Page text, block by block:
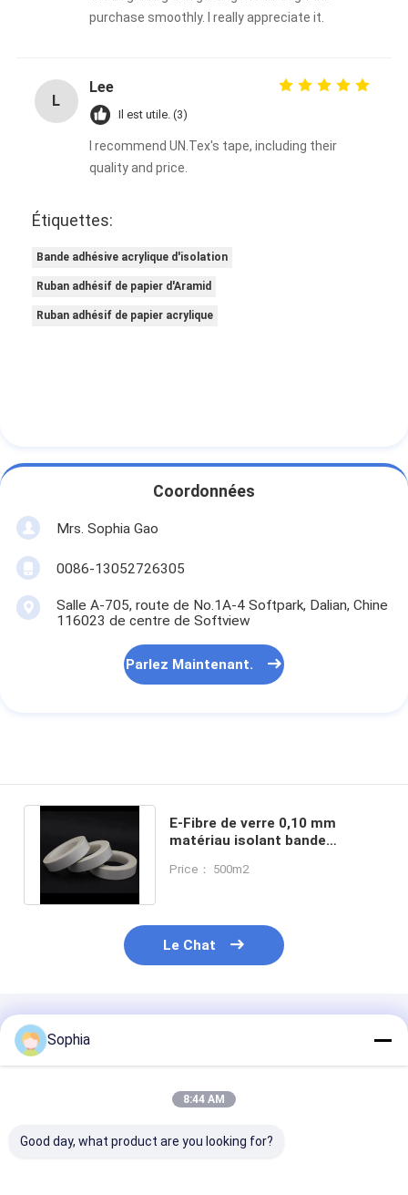
purchase smoothly. I really appreciate it.
L
Lee
Il est utile. (3)
I recommend UN.Tex's tape, including their
quality and price.
Étiquettes:
Bande adhésive acrylique d'isolation
Ruban adhésif de papier d'Aramid
Ruban adhésif de papier acrylique
Coordonnées
Mrs. Sophia Gao
0086-13052726305
Salle A-705, route de No.1A-4 Softpark, Dalian, Chine
116023 de centre de Softview
Parlez Maintenant.
E-Fibre de verre 0,10 mm
matériau isolant bande
température
Price： 500m2
Le Chat
Produits Recommandés
Sophia
8:44 AM
Good day, what product are you looking for?